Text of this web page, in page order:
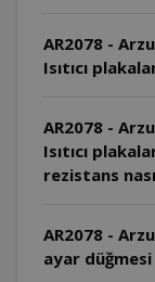
AR2078 -
Isıtıcı
AR2078 -
Isıtıcı
rezistans
AR2078 -
ayar